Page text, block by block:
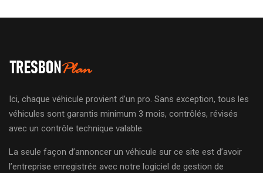
Ici, chaque véhicule provient d’un pro. Sans exception, tous les
véhicules sont garantis minimum 3 mois, contrôlés, révisés
avec un contrôle technique valable.
La seule façon d’annoncer un véhicule sur ce site est d’avoir
l’entreprise enregistrée avec notre logiciel de gestion de